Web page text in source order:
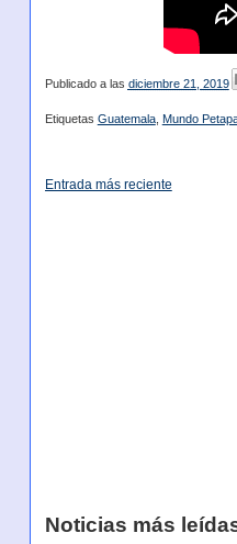
Publicado a las diciembre 21, 2019
Etiquetas Guatemala, Mundo
Entrada más reciente
Noticias más